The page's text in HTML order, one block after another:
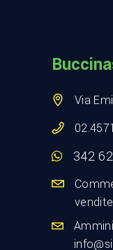
Via
342